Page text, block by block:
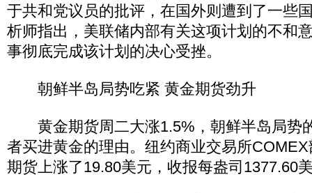
于共和党议员的批评，在国外则遭到了一些
析师指出，美联储内部有关这项计划的不和
事彻底完成该计划的决心受挫。
朝鲜半岛局势吃紧 黄金期货劲升
黄金期货周二大涨1.5%，朝鲜半岛局势
者买进黄金的理由。纽约商业交易所
期货上涨了19.80美元，收报每盎司1377.60